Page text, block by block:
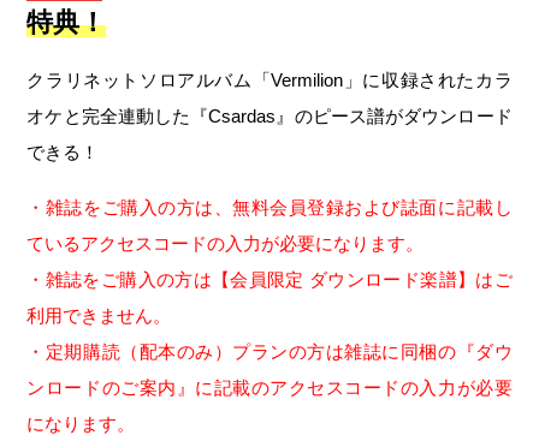
特典！
クラリネットソロアルバム「Vermilion」に収録されたカラ
オケと完全連動した『Csardas』のピース譜がダウンロード
できる！
・雑誌をご購入の方は、無料会員登録および誌面に記載し
ているアクセスコードの入力が必要になります。
・雑誌をご購入の方は【会員限定 ダウンロード楽譜】はご
利用できません。
・定期購読（配本のみ）プランの方は雑誌に同梱の『ダウ
ンロードのご案内』に記載のアクセスコードの入力が必要
になります。